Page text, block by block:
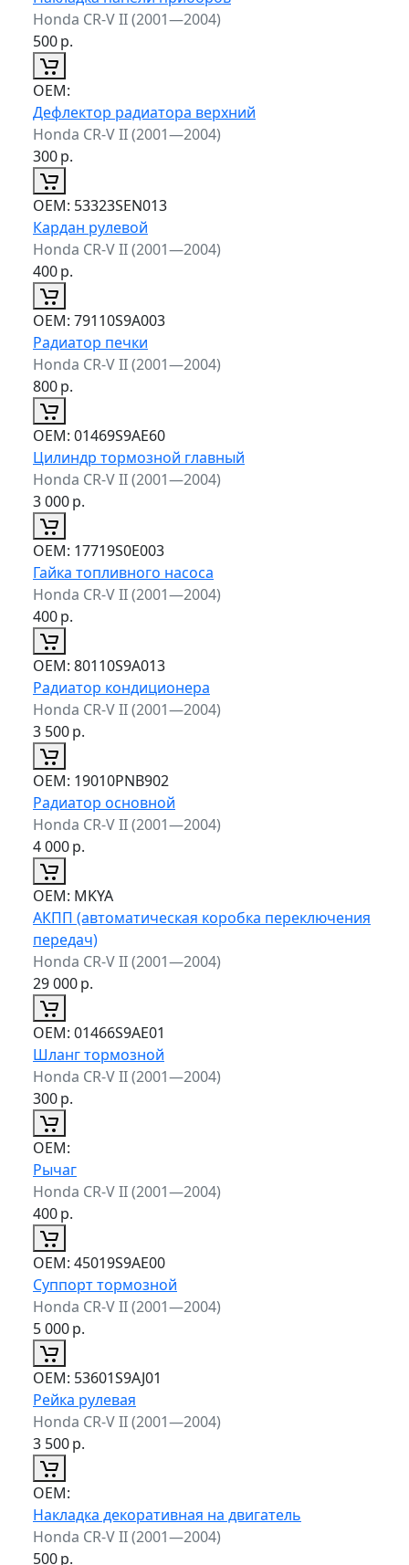
Honda CR-V II (2001—2004)
500р.
ОЕМ:
Дефлектор радиатора верхний
Honda CR-V II (2001—2004)
300р.
ОЕМ: 53323SEN013
Кардан рулевой
Honda CR-V II (2001—2004)
400р.
ОЕМ: 79110S9A003
Радиатор печки
Honda CR-V II (2001—2004)
800р.
ОЕМ: 01469S9AE60
Цилиндр тормозной главный
Honda CR-V II (2001—2004)
3 000р.
ОЕМ: 17719S0E003
Гайка топливного насоса
Honda CR-V II (2001—2004)
400р.
ОЕМ: 80110S9A013
Радиатор кондиционера
Honda CR-V II (2001—2004)
3 500р.
ОЕМ: 19010PNB902
Радиатор основной
Honda CR-V II (2001—2004)
4 000р.
ОЕМ: MKYA
АКПП (автоматическая коробка переключения
передач)
Honda CR-V II (2001—2004)
29 000р.
ОЕМ: 01466S9AE01
Шланг тормозной
Honda CR-V II (2001—2004)
300р.
ОЕМ:
Рычаг
Honda CR-V II (2001—2004)
400р.
ОЕМ: 45019S9AE00
Суппорт тормозной
Honda CR-V II (2001—2004)
5 000р.
ОЕМ: 53601S9AJ01
Рейка рулевая
Honda CR-V II (2001—2004)
3 500р.
ОЕМ:
Накладка декоративная на двигатель
Honda CR-V II (2001—2004)
500р.